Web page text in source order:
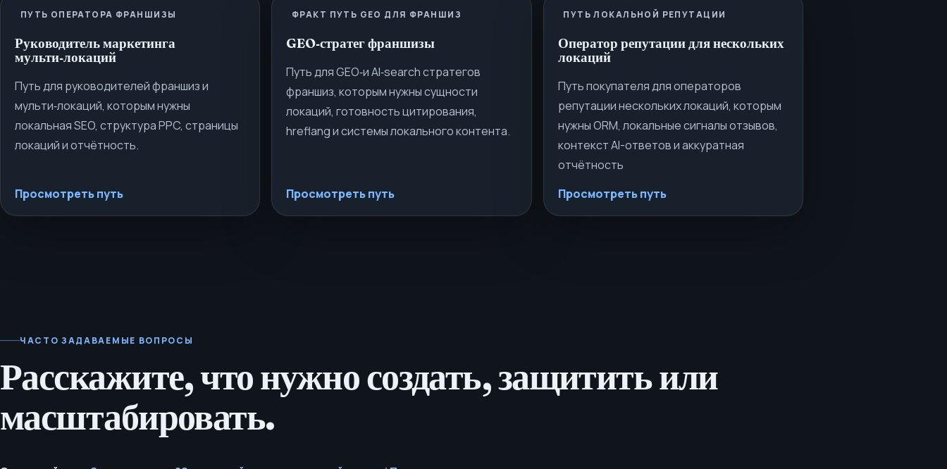
ПУТЬ ОПЕРАТОРА ФРАНШИЗЫ
Руководитель маркетинга
мульти‑локаций
Путь для руководителей франшиз и
мульти‑локаций, которым нужны
локальная SEO, структура PPC, страницы
локаций и отчётность.
Просмотреть путь
ФРАКТ ПУТЬ GEO ДЛЯ ФРАНШИЗ
GEO‑стратег франшизы
Путь для GEO‑и AI‑search стратегов
франшиз, которым нужны сущности
локаций, готовность цитирования,
hreflang и системы локального контента.
Просмотреть путь
ПУТЬ ЛОКАЛЬНОЙ РЕПУТАЦИИ
Оператор репутации для нескольких
локаций
Путь покупателя для операторов
репутации нескольких локаций, которым
нужны ORM, локальные сигналы отзывов,
контекст AI-ответов и аккуратная
отчётность
Просмотреть путь
ЧАСТО ЗАДАВАЕМЫЕ ВОПРОСЫ
Расскажите, что нужно создать, защитить или
масштабировать.